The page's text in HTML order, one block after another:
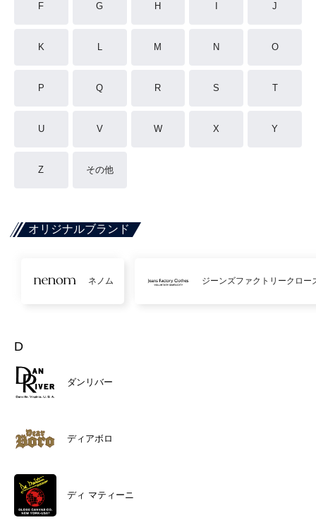
F G H J
K L M N O
P Q R S T
U V W X Y
Z その他
オリジナルブランド
ネノム ジーンズファクトリークロー
D
ダンリバー
ディアボロ
ディ マティーニ